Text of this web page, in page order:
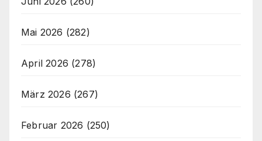
Mai 2026 (282)
April 2026 (278)
März 2026 (267)
Februar 2026 (250)